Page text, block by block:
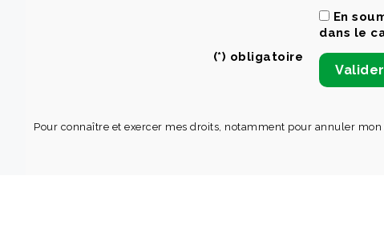
En
dans le
(*) obligatoire
Pour connaître et exercer mes droits, notamment pour annuler